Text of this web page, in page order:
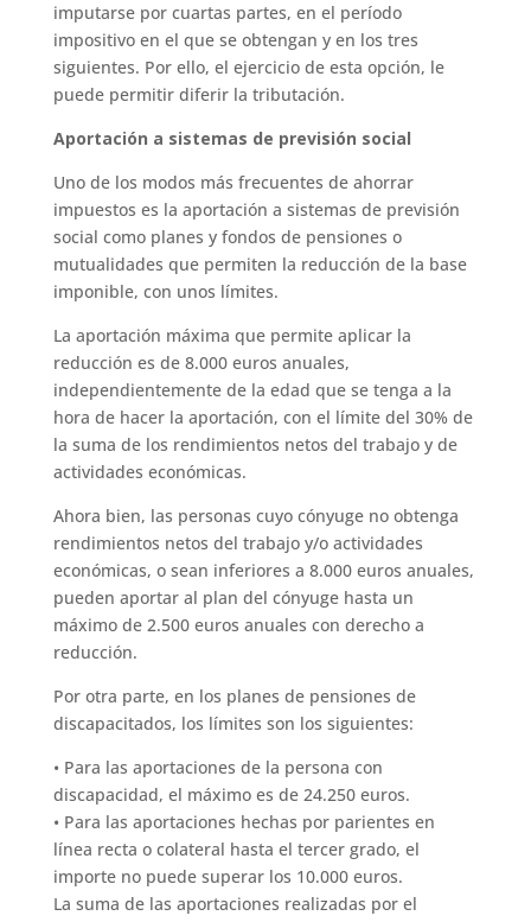
imputarse por cuartas partes, en el período
impositivo en el que se obtengan y en los tres
siguientes. Por ello, el ejercicio de esta opción, le
puede permitir diferir la tributación.
Aportación a sistemas de previsión social
Uno de los modos más frecuentes de ahorrar
impuestos es la aportación a sistemas de previsión
social como planes y fondos de pensiones o
mutualidades que permiten la reducción de la base
imponible, con unos límites.
La aportación máxima que permite aplicar la
reducción es de 8.000 euros anuales,
independientemente de la edad que se tenga a la
hora de hacer la aportación, con el límite del 30% de
la suma de los rendimientos netos del trabajo y de
actividades económicas.
Ahora bien, las personas cuyo cónyuge no obtenga
rendimientos netos del trabajo y/o actividades
económicas, o sean inferiores a 8.000 euros anuales,
pueden aportar al plan del cónyuge hasta un
máximo de 2.500 euros anuales con derecho a
reducción.
Por otra parte, en los planes de pensiones de
discapacitados, los límites son los siguientes:
• Para las aportaciones de la persona con
discapacidad, el máximo es de 24.250 euros.
• Para las aportaciones hechas por parientes en
línea recta o colateral hasta el tercer grado, el
importe no puede superar los 10.000 euros.
La suma de las aportaciones realizadas por el